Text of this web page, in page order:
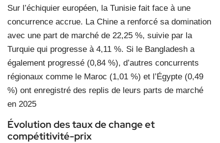
Sur l’échiquier européen, la Tunisie fait face à une
concurrence accrue. La Chine a renforcé sa domination
avec une part de marché de 22,25 %, suivie par la
Turquie qui progresse à 4,11 %. Si le Bangladesh a
également progressé (0,84 %), d’autres concurrents
régionaux comme le Maroc (1,01 %) et l’Égypte (0,49
%) ont enregistré des replis de leurs parts de marché
en 2025
Évolution des taux de change et
compétitivité-prix